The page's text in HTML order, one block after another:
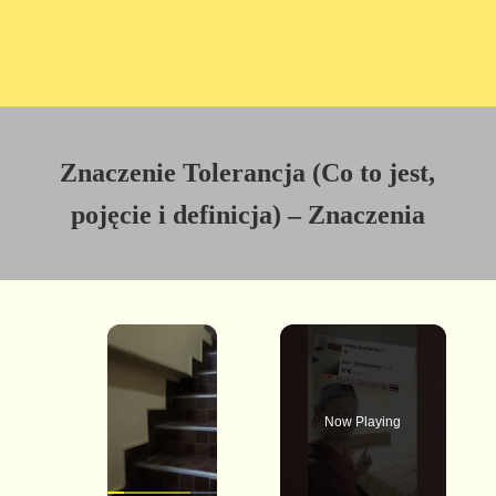
Znaczenie Tolerancja (Co to jest,
pojęcie i definicja) – Znaczenia
×
Now Playing